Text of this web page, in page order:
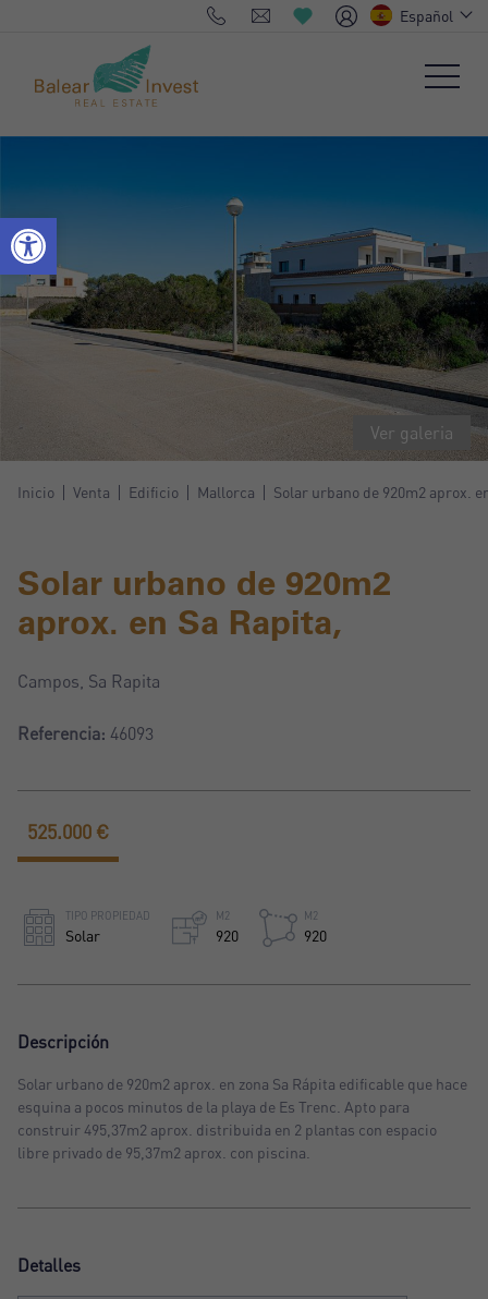
Español
Ver galeria
Inicio Venta Edificio Mallorca Solar urbano de 920m2 aprox.
Solar urbano de 920m2
aprox. en Sa Rapita,
Campos, Sa Rapita
Referencia: 46093
TIPO PROPIEDAD
Solar
M2
920
M2
920
525.000 €
Descripción
Solar urbano de 920m2 aprox. en zona Sa Rápita edificable que hace
esquina a pocos minutos de la playa de Es Trenc. Apto para
construir 495,37m2 aprox. distribuida en 2 plantas con espacio
libre privado de 95,37m2 aprox. con piscina.
Detalles